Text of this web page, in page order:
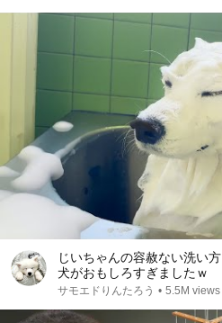
じいちゃんの容赦ない洗い
犬がおもしろすぎましたｗ
サモエドりんたろう • 5.5M views